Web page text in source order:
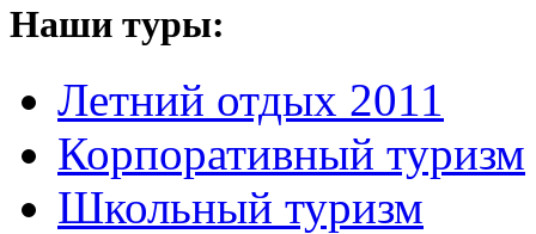
Наши туры:
Летний отдых 2011
Корпоративный туризм
Школьный туризм